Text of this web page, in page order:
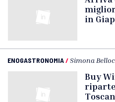
in
ENOGASTRONOMIA/Simona
Buy
riparte